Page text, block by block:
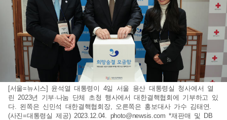
[서울=뉴시스] 윤석열 대통령이 4일 서울 용산 대통령실 청사에서 열
린 2023년 기부·나눔 단체 초청 행사에서 대한결핵협회에 기부하고 있
다. 왼쪽은 신민석 대한결핵협회장, 오른쪽은 홍보대사 가수 김태연.
(사진=대통령실 제공) 2023.12.04. photo@newsis.com *재판매 및 DB